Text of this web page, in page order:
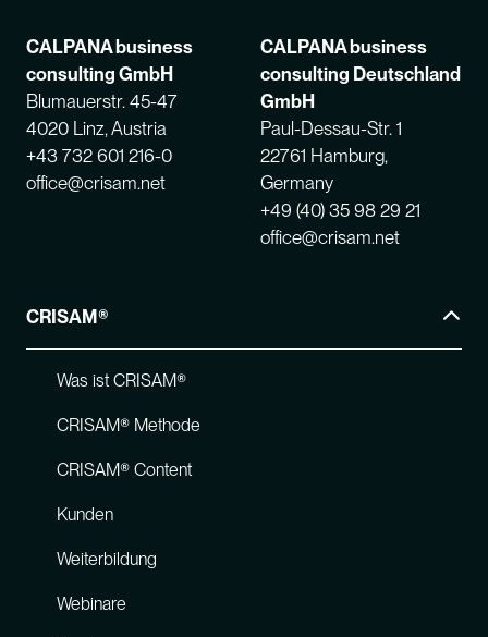
CALPANA business
consulting GmbH
Blumauerstr. 45-47
4020 Linz, Austria
+43 732 601 216-0
office@crisam.net
CALPANA business
consulting Deutschland
GmbH
Paul-Dessau-Str. 1
22761 Hamburg,
Germany
+49 (40) 35 98 29 21
office@crisam.net
CRISAM®
Was ist CRISAM®
CRISAM® Methode
CRISAM® Content
Kunden
Weiterbildung
Webinare